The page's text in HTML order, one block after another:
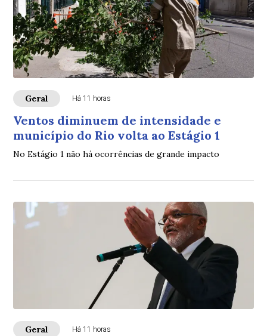
Geral Há 11 horas
Ventos diminuem de intensidade e
município do Rio volta ao Estágio 1
No Estágio 1 não há ocorrências de grande impacto
Geral Há 11 horas